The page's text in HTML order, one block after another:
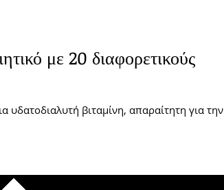
με 20 διαφορετικούς
υδατοδιαλυτή βιταμίνη, απαραίτητη για την